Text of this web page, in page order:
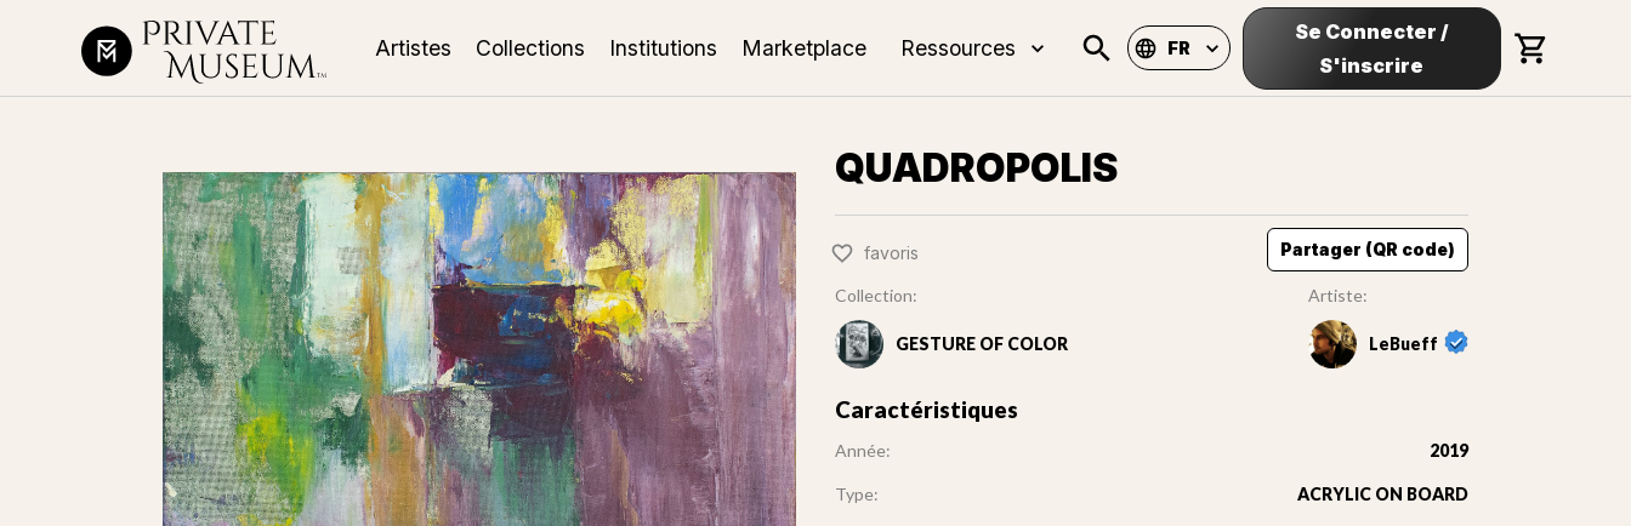
Artistes Collections Institutions Marketplace Ressources FR
Se Connecter /
S'inscrire
QUADROPOLIS
favoris Partager (QR code)
Collection:
GESTURE OF COLOR
Artiste:
LeBueff
Caractéristiques
Année: 2019
Type: ACRYLIC ON BOARD